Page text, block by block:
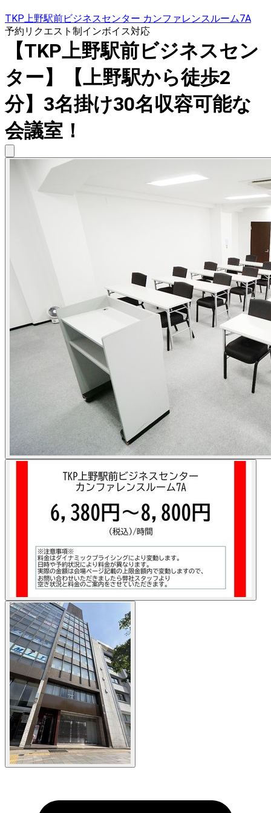
TKP上野駅前ビジネスセンター カンファレンスルーム7A
予約リクエスト制インボイス対応
【TKP上野駅前ビジネスセン
ター】【上野駅から徒歩2
分】3名掛け30名収容可能な
会議室！